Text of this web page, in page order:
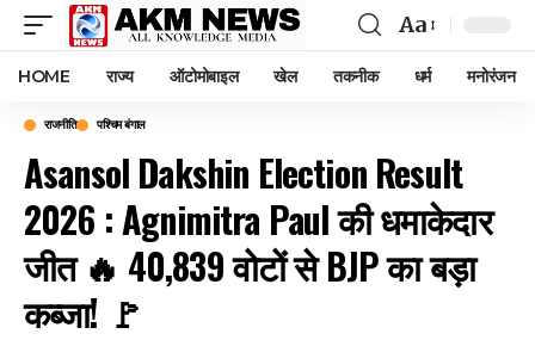
Font
Resizer
Aa
HOME राज्य ऑटोमोबाइल खेल तकनीक धर्म मनोरंजन
राजनीति पश्चिम बंगाल
Asansol Dakshin Election Result
2026 : Agnimitra Paul की धमाकेदार
जीत 🔥 40,839 वोटों से BJP का बड़ा
कब्जा! 🚩